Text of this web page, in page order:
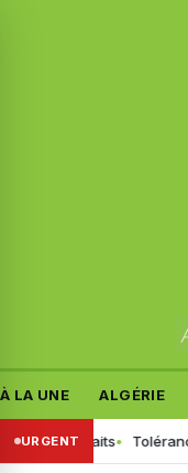
À LA UNE ALGÉRIE
URGENT
faits Tolérance zéro